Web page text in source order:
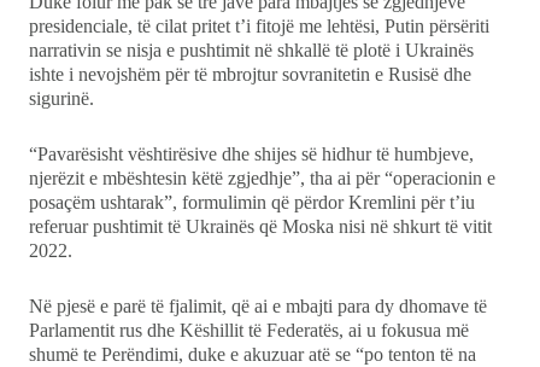
presidenciale, të cilat pritet t’i fitojë me lehtësi, Putin përsëriti
narrativin se nisja e pushtimit në shkallë të plotë i Ukrainës
ishte i nevojshëm për të mbrojtur sovranitetin e Rusisë dhe
sigurinë.
“Pavarësisht vështirësive dhe shijes së hidhur të humbjeve,
njerëzit e mbështesin këtë zgjedhje”, tha ai për “operacionin e
posaçëm ushtarak”, formulimin që përdor Kremlini për t’iu
referuar pushtimit të Ukrainës që Moska nisi në shkurt të vitit
2022.
Në pjesë e parë të fjalimit, që ai e mbajti para dy dhomave të
Parlamentit rus dhe Këshillit të Federatës, ai u fokusua më
shumë te Perëndimi, duke e akuzuar atë se “po tenton të na